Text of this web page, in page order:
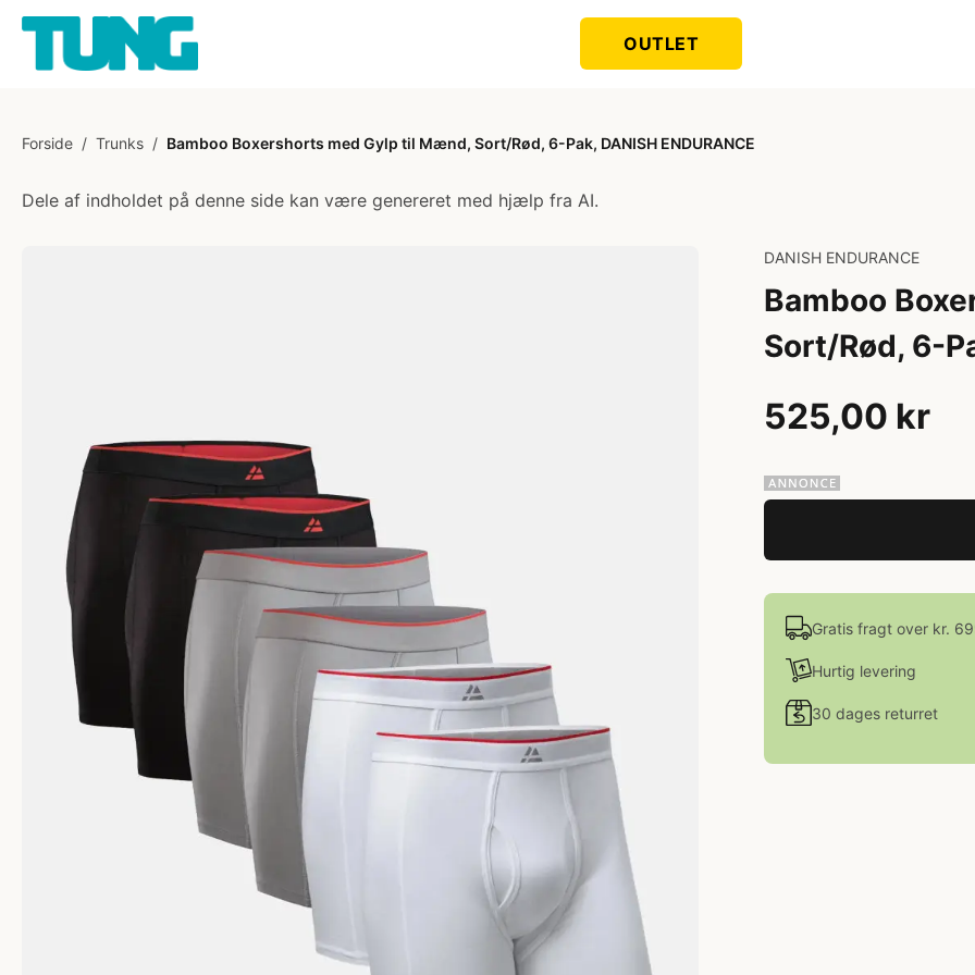
OUTLET
Forside / Trunks / Bamboo Boxershorts med Gylp til Mænd, Sort/Rød, 6-Pak, DANISH ENDURANCE
Dele af indholdet på denne side kan være genereret med hjælp fra AI.
DANISH ENDURANCE
Bamboo
Sort/Rød, 6-
525,00 kr
Gratis fragt over kr.
Hurtig levering
30 dages returret